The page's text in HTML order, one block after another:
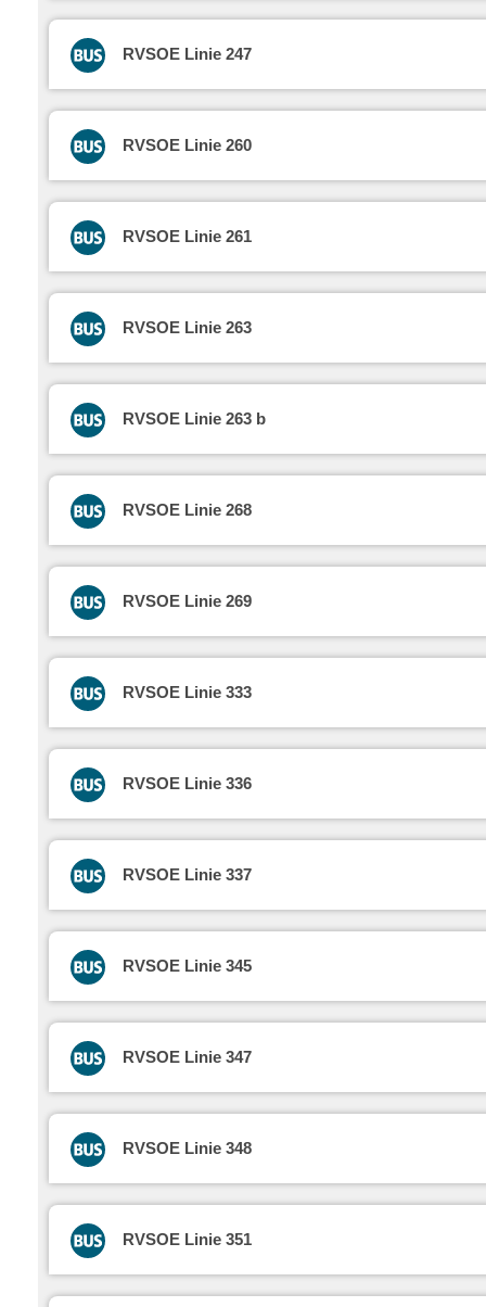
RVSOE Linie 247
RVSOE Linie 260
RVSOE Linie 261
RVSOE Linie 263
RVSOE Linie 263 b
RVSOE Linie 268
RVSOE Linie 269
RVSOE Linie 333
RVSOE Linie 336
RVSOE Linie 337
RVSOE Linie 345
RVSOE Linie 347
RVSOE Linie 348
RVSOE Linie 351